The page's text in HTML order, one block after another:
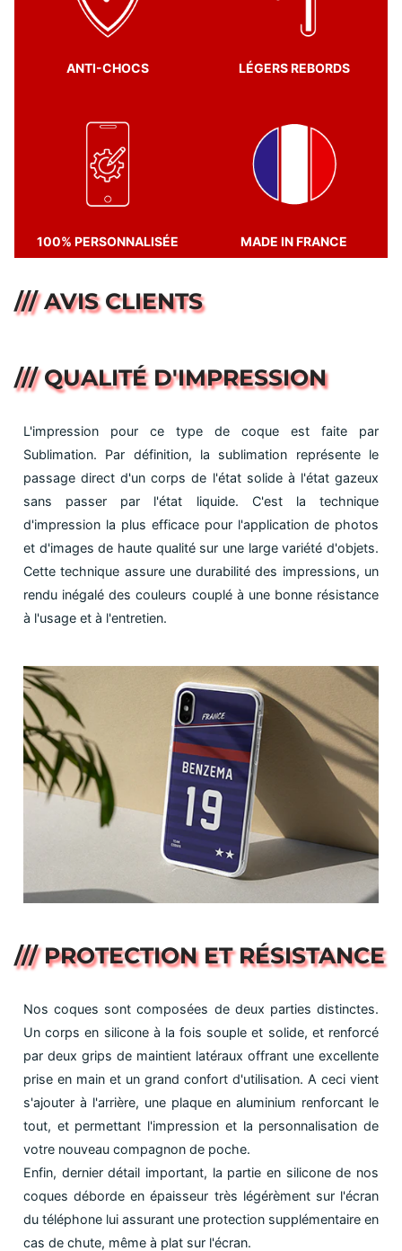
ANTI-CHOCS LÉGERS REBORDS
100% PERSONNALISÉE MADE IN FRANCE
/// AVIS CLIENTS
/// QUALITÉ D'IMPRESSION
L'impression pour ce type de coque est faite par
Sublimation. Par définition, la sublimation représente le
passage direct d'un corps de l'état solide à l'état gazeux
sans passer par l'état liquide. C'est la technique
d'impression la plus efficace pour l'application de photos
et d'images de haute qualité sur une large variété d'objets.
Cette technique assure une durabilité des impressions, un
rendu inégalé des couleurs couplé à une bonne résistance
à l'usage et à l'entretien.
/// PROTECTION ET RÉSISTANCE
Nos coques sont composées de deux parties distinctes.
Un corps en silicone à la fois souple et solide, et renforcé
par deux grips de maintient latéraux offrant une excellente
prise en main et un grand confort d'utilisation. A ceci vient
s'ajouter à l'arrière, une plaque en aluminium renforcant le
tout, et permettant l'impression et la personnalisation de
votre nouveau compagnon de poche.
Enfin, dernier détail important, la partie en silicone de nos
coques déborde en épaisseur très légérèment sur l'écran
du téléphone lui assurant une protection supplémentaire en
cas de chute, même à plat sur l'écran.